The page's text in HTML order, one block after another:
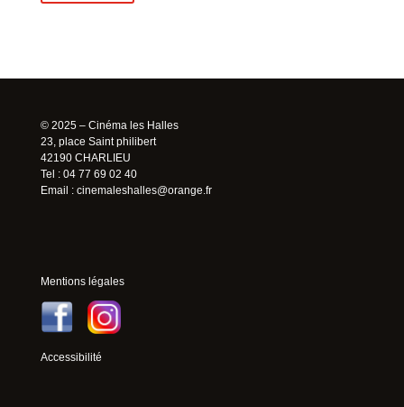
© 2025 – Cinéma les Halles
23, place Saint philibert
42190 CHARLIEU
Tel : 04 77 69 02 40
Email : cinemaleshalles@orange.fr
Mentions légales
Accessibilité